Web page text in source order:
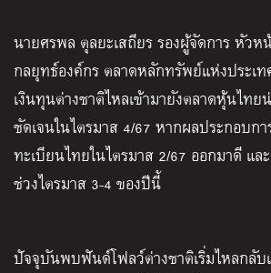
นายศรพล ตุลยะเสถียร รองผู้จัดการ หัวห
กลยุทธ์องค์กร ตลาดหลักทรัพย์แห่งประเ
เงินทุนต่างชาติไหลเข้ามายังตลาดหุ้นไทย
ชัดเจนในไตรมาส 4/67 หากผลประกอบก
ทะเบียนไทยในไตรมาส 2/67 ออกมาดี แล
ช่วงไตรมาส 3-4 ของปีนี้
ปัจจุบันพบฟันด์โฟลว์ต่างชาติเริ่มไหลกลับ